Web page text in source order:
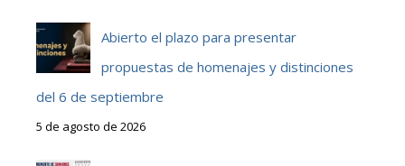
Abierto el plazo para presentar
propuestas de homenajes y distinciones
del 6 de septiembre
5 de agosto de 2026